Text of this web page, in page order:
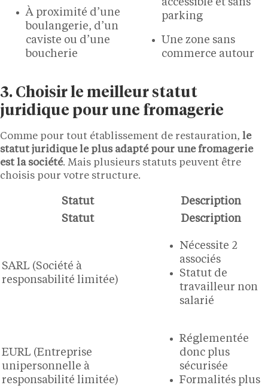
À proximité d’une
boulangerie, d’un
caviste ou d’une
boucherie
accessible et sans
parking
Une zone sans
commerce autour
3. Choisir le meilleur statut
juridique pour une fromagerie
Comme pour tout établissement de restauration, le
statut juridique le plus adapté pour une fromagerie
est la société. Mais plusieurs statuts peuvent être
choisis pour votre structure.
Statut
Description
Statut
Description
SARL (Société à
responsabilité limitée)
Nécessite 2
associés
Statut de
travailleur non
salarié
EURL (Entreprise
unipersonnelle à
responsabilité limitée)
Réglementée
donc plus
sécurisée
Formalités plus